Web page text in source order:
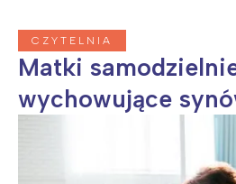
CZYTELNIA
Matki
wychowujące